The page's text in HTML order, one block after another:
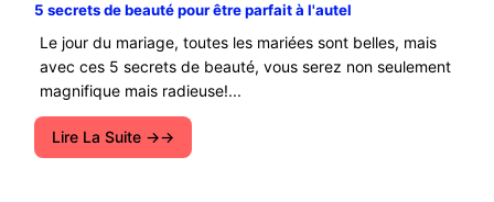
5 secrets de beauté pour être parfait à l'autel
Le jour du mariage, toutes les mariées sont belles, mais
avec ces 5 secrets de beauté, vous serez non seulement
magnifique mais radieuse!...
Lire La Suite →